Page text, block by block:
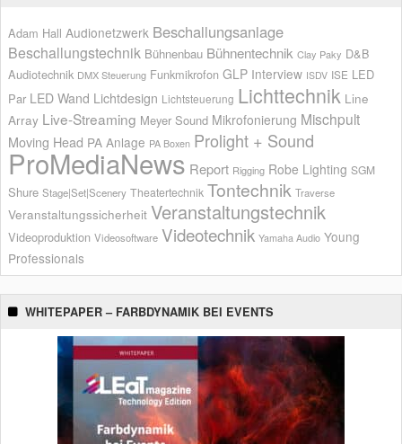
Adam Hall Audionetzwerk Beschallungsanlage
Beschallungstechnik Bühnenbau Bühnentechnik Clay Paky D&B
Audiotechnik DMX Steuerung Funkmikrofon GLP Interview ISDV ISE LED
Par LED Wand Lichtdesign Lichtsteuerung Lichttechnik Line
Array Live-Streaming Meyer Sound Mikrofonierung Mischpult
Moving Head PA Anlage PA Boxen Prolight + Sound
ProMediaNews Report Rigging Robe Lighting SGM
Shure Stage|Set|Scenery Theatertechnik Tontechnik Traverse
Veranstaltungssicherheit Veranstaltungstechnik
Videoproduktion Videosoftware Videotechnik Yamaha Audio Young
Professionals
WHITEPAPER – FARBDYNAMIK BEI EVENTS